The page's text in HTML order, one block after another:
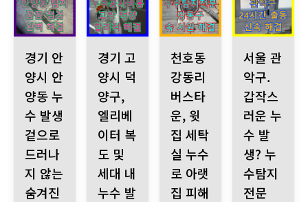
경기 안
양시 안
양동 누
수 발생
겉으로
드러나
지 않는
숨겨진
경기 고
양시 덕
양구,
엘리베
이터 복
도 및
세대 내
누수 발
천호동
강동리
버스타
운, 윗
집 세탁
실 누수
로 아랫
집 피해
서울 관
악구.
갑작스
러운 누
수 발
생? 누
수탐지
전문